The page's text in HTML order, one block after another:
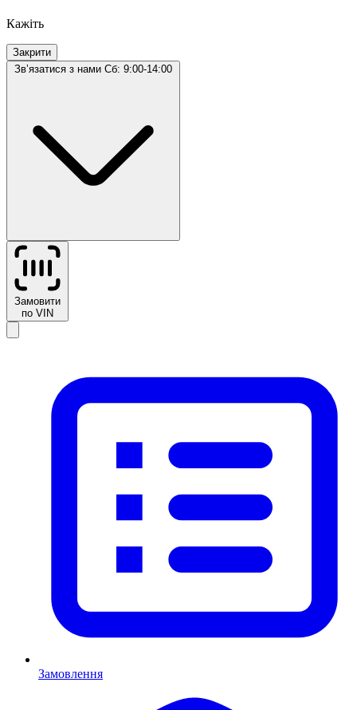
Кажіть
Закрити
Звʼязатися з нами
Сб: 9:00-14:00
Замовити
по VIN
Замовлення